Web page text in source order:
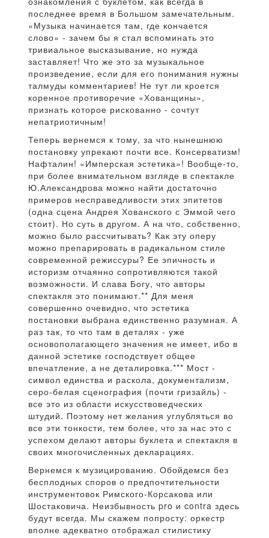
последнее время в Большом замечательным.
«Музыка начинается там, где кончается
слово» - зачем бы я стал вспоминать это
тривиальное высказывание, но нужда
заставляет! Что же это за музыкальное
произведение, если для его понимания нужны
талмуды комментариев! Не тут ли кроется
коренное противоречие «Хованщины»,
признать которое рискованно - сочтут
непатриотичным!
Теперь вернемся к тому, за что нынешнюю
постановку упрекают почти все. Консерватизм!
Нафталин! «Имперская эстетика»! Вообще-то,
при более внимательном взгляде в спектакле
Ю.Александрова можно найти достаточно
примеров несправедливости этих эпитетов
(одна сцена Андрея Хованского с Эммой чего
стоит). Но суть в другом. А на что, собственно,
можно было рассчитывать? Как эту оперу
можно препарировать в радикальном стиле
современной режиссуры? Ее эпичность и
историзм отчаянно сопротивляются такой
возможности. И слава Богу, что авторы
спектакля это понимают.** Для меня
совершенно очевидно, что эстетика
постановки выбрана единственно разумная. А
раз так, то что там в деталях - уже
основополагающего значения не имеет, ибо в
данной эстетике господствует общее
впечатление, а не деталировка.*** Мост -
символ единства и раскола, документализм,
серо-белая сценография (почти гризайль) -
все это из области искусствоведческих
штудий. Поэтому нет желания углубляться во
все эти тонкости, тем более, что за нас это с
успехом делают авторы буклета и спектакля в
своих многочисленных декларациях.
Вернемся к музицированию. Обойдемся без
бесплодных споров о предпочтительности
инструментовок Римского-Корсакова или
Шостаковича. Неизбывность pro и contra здесь
будут всегда. Мы скажем попросту: оркестр
вполне адекватно отображал стилистику